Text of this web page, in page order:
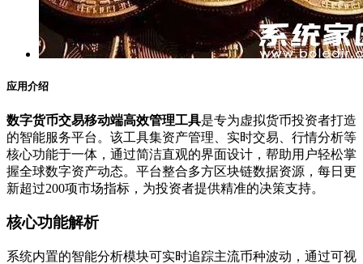
应用介绍
数字货币交易移动端高效管理工具是专为虚拟货币投资者打造
的智能服务平台。该工具集资产管理、实时交易、行情分析等
核心功能于一体，通过简洁直观的界面设计，帮助用户轻松掌
握全球数字资产动态。平台整合多方区块链数据资源，每日更
新超过200项市场指标，为投资者提供精准的决策支持。
核心功能解析
系统内置的智能分析模块可实时追踪主流币种波动，通过可视